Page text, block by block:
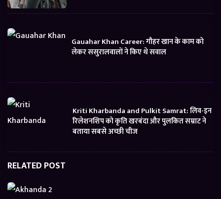
Gauahar Khan Career: गौहर खान के काम को
लेकर ससुरालवालों ने किए थे सवाल
Kriti Kharbanda and Pulkit Samrat: लिव-इन
रिलेशनशिप को कृति खरबंदा और पुलकित सम्राट ने
बताया सबसे अच्छी चीज
RELATED POST